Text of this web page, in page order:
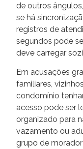
de outros
se há
registros de
segundos pode
deve carregar
Em acusações
familiares,
condomínio
acesso pode ser
organizado para
vazamento ou
grupo de